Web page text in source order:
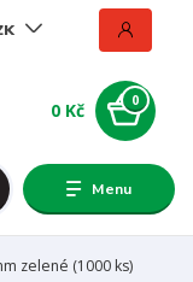
Menu
0
0 Kč
zelené (1000 ks)